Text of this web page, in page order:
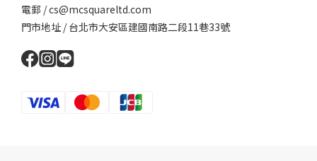
電郵 / cs@mcsquareltd.com
門市地址 / 台北市大安區建國南路二段11巷33號